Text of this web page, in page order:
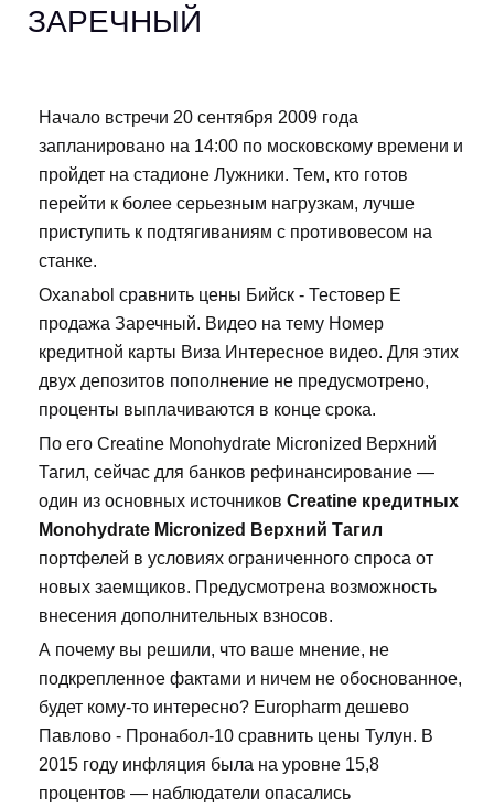
ЗАРЕЧНЫЙ
Начало встречи 20 сентября 2009 года
запланировано на 14:00 по московскому времени и
пройдет на стадионе Лужники. Тем, кто готов
перейти к более серьезным нагрузкам, лучше
приступить к подтягиваниям с противовесом на
станке.
Oxanabol сравнить цены Бийск - Тестовер Е
продажа Заречный. Видео на тему Номер
кредитной карты Виза Интересное видео. Для этих
двух депозитов пополнение не предусмотрено,
проценты выплачиваются в конце срока.
По его Creatine Monohydrate Micronized Верхний
Тагил, сейчас для банков рефинансирование —
один из основных источников Creatine кредитных
Monohydrate Micronized Верхний Тагил
портфелей в условиях ограниченного спроса от
новых заемщиков. Предусмотрена возможность
внесения дополнительных взносов.
А почему вы решили, что ваше мнение, не
подкрепленное фактами и ничем не обоснованное,
будет кому-то интересно? Europharm дешево
Павлово - Пронабол-10 сравнить цены Тулун. В
2015 году инфляция была на уровне 15,8
процентов — наблюдатели опасались